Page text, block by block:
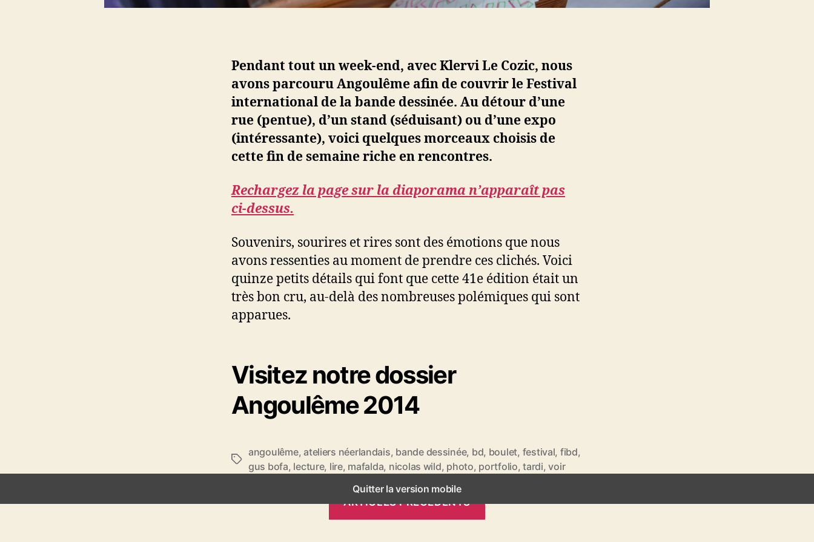
Pendant tout un week-end, avec Klervi Le Cozic, nous
avons parcouru Angoulême afin de couvrir le Festival
international de la bande dessinée. Au détour d’une
rue (pentue), d’un stand (séduisant) ou d’une expo
(intéressante), voici quelques morceaux choisis de
cette fin de semaine riche en rencontres.
Rechargez la page sur la diaporama n’apparaît pas
ci-dessus.
Souvenirs, sourires et rires sont des émotions que nous
avons ressenties au moment de prendre ces clichés. Voici
quinze petits détails qui font que cette 41e édition était un
très bon cru, au-delà des nombreuses polémiques qui sont
apparues.
Visitez notre dossier
Angoulême 2014
É
t
q
angoulême,ateliers néerlandais, bande dessinée, bd, boulet, festival, fibd,
gus bofa, lecture, lire, mafalda, nicolas wild, photo, portfolio,tardi,voir
Quitter la version mobile
ARTICLES PRÉCÉDENTS